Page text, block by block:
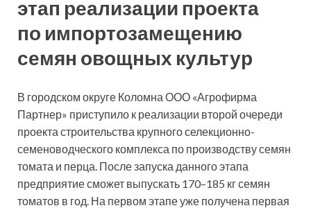
этап реализации проекта
по импортозамещению
семян овощных культур
В городском округе Коломна ООО «Агрофирма
Партнер» приступило к реализации второй очереди
проекта строительства крупного селекционно-
семеноводческого комплекса по производству семян
томата и перца. После запуска данного этапа
предприятие сможет выпускать 170–185 кг семян
томатов в год. На первом этапе уже получена первая